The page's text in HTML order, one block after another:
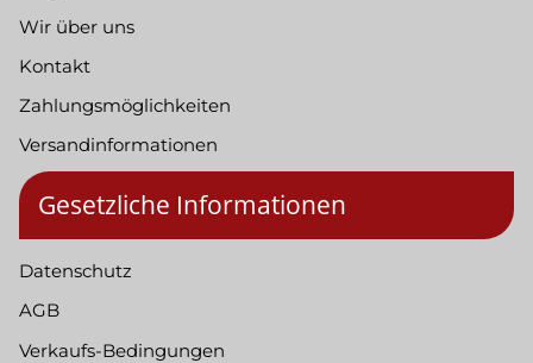
Wir über uns
Kontakt
Zahlungsmöglichkeiten
Versandinformationen
Gesetzliche Informationen
Datenschutz
AGB
Verkaufs-Bedingungen